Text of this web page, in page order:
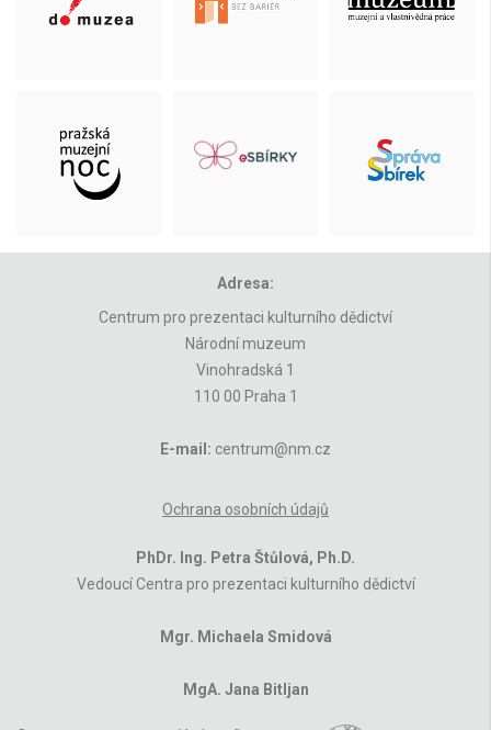
Adresa:
Centrum pro prezentaci kulturního dědictví
Národní muzeum
Vinohradská 1
110 00 Praha 1
E-mail: centrum@nm.cz
Ochrana osobních údajů
PhDr. Ing. Petra Štůlová, Ph.D.
Vedoucí Centra pro prezentaci kulturního dědictví
Mgr. Michaela Smidová
MgA. Jana Bitljan